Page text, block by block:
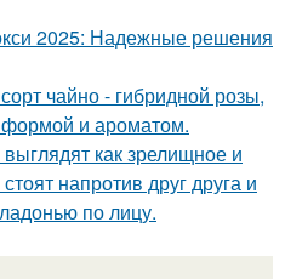
2025: Надежные решения
чайно - гибридной розы,
формой и ароматом.
как зрелищное и
напротив друг друга и
по лицу.